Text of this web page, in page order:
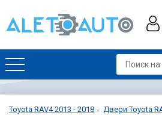
Toyota RAV4 2013 - 2018 Двери Toyota